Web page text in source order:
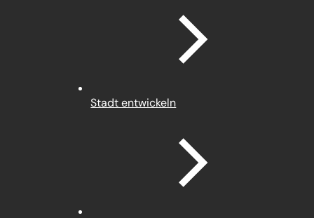
Stadt entwickeln